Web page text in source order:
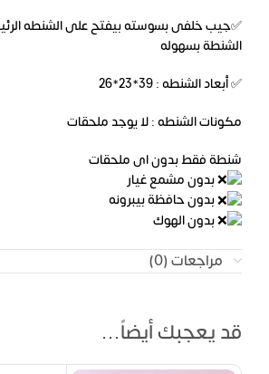
✅جيب خلفى بسوسته بيفتح على الشنطه
الشنطة بسهوله
✅ أبعاد الشنطه : 39*23*26
مكونات الشنطه : لا يوجد ملحقات
شنطة فقط بدون اى ملحقات
بدون مشمع غيار
بدون حافظة بيبرونه
بدون الهوك
مراجعات (0)
قد يعجبك أيضاً…